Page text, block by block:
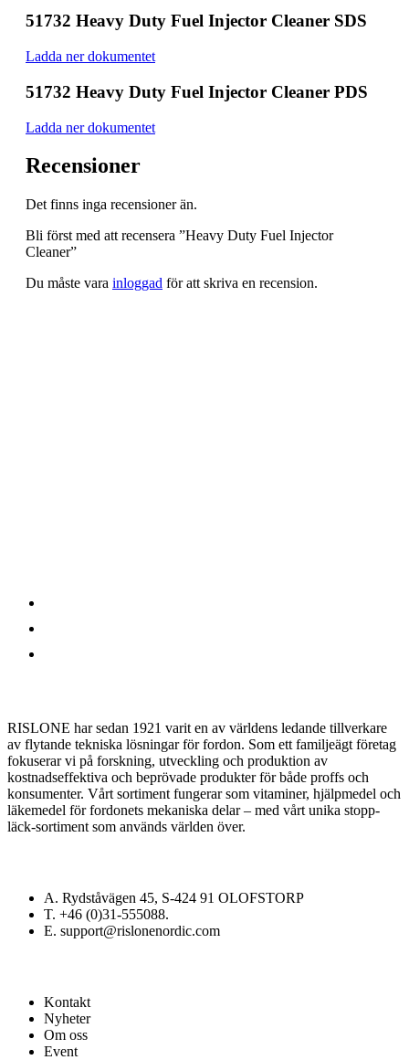
51732 Heavy Duty Fuel Injector Cleaner SDS
Ladda ner dokumentet
51732 Heavy Duty Fuel Injector Cleaner PDS
Ladda ner dokumentet
Recensioner
Det finns inga recensioner än.
Bli först med att recensera ”Heavy Duty Fuel Injector
Cleaner”
Du måste vara inloggad för att skriva en recension.
RISLONE har sedan 1921 varit en av världens ledande tillverkare
av flytande tekniska lösningar för fordon. Som ett familjeägt företag
fokuserar vi på forskning, utveckling och produktion av
kostnadseffektiva och beprövade produkter för både proffs och
konsumenter. Vårt sortiment fungerar som vitaminer, hjälpmedel och
läkemedel för fordonets mekaniska delar – med vårt unika stopp-
läck-sortiment som används världen över.
A. Rydståvägen 45, S-424 91 OLOFSTORP
T. +46 (0)31-555088.
E. support@rislonenordic.com
Kontakt
Nyheter
Om oss
Event